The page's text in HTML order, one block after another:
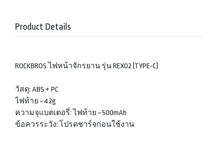
Product Details
ROCKBROS ไฟหน้าจักรยาน รุ่น REX02 (TYPE-C)
วัสดุ: ABS + PC
ไฟท้าย ~ 42g
ความจุแบตเตอรี่: ไฟท้าย ~ 500mAh
ข้อควรระวัง: โปรดชาร์จก่อนใช้งาน